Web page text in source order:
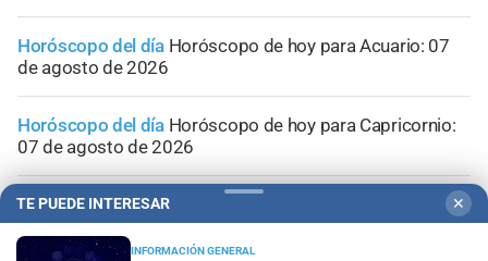
Horóscopo del día Horóscopo de hoy para Acuario: 07
de agosto de 2026
Horóscopo del día Horóscopo de hoy para Capricornio:
07 de agosto de 2026
Horóscopo del díaHoróscopo de hoy para Sagitario: 07
de agosto de 2026
TE PUEDE INTERESAR ✕
INFORMACIÓN GENERAL